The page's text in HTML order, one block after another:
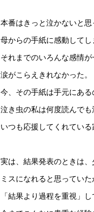
本番はきっと泣かないと
母からの手紙に感動してし
それまでのいろんな感情
涙がこらえきれなかった。
今、その手紙は手元にあ
泣き虫の私は何度読んで
いつも応援してくれてい
実は、結果発表のときは
ミスになれると思ってい
「結果より過程を重視」